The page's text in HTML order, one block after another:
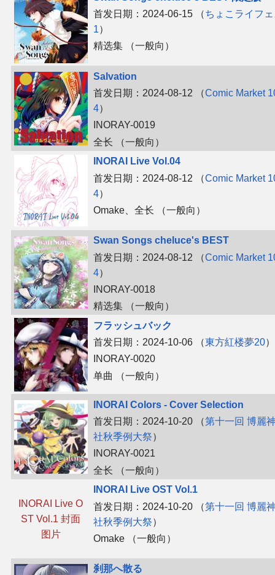
首发日期：2024-06-15 （ちょこライフ
1）
精选集 （一般向）
Salvation
首发日期：2024-08-12 （Comic Market
4）
INORAY-0019
全长 （一般向）
INORAI Live Vol.04
首发日期：2024-08-12 （Comic Market
4）
Omake、​全长 （一般向）
Swan Songs cheluce's BEST
首发日期：2024-08-12 （Comic Market
4）
INORAY-0018
精选集 （一般向）
フラッシュバック
首发日期：2024-10-06 （東方紅楼夢20）
INORAY-0020
单曲 （一般向）
INORAI Colors - Cover Selection
首发日期：2024-10-20 （第十一回 博麗
社秋季例大祭）
INORAY-0021
全长 （一般向）
INORAI Live O
ST Vol.1 封面
图片
INORAI Live OST Vol.1
首发日期：2024-10-20 （第十一回 博麗
社秋季例大祭）
Omake （一般向）
刹那へ散る